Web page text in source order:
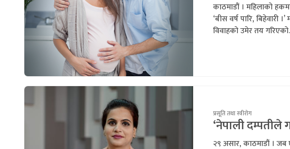
काठमाडौं । महिलाको
‘बीस वर्ष पारि, बिहेवारी
विवाहको उमेर तय
प्रसूति तथा स्त्रीरोग
‘नेपाली दम्पतीले
२९ असार, काठमाडौं । जब